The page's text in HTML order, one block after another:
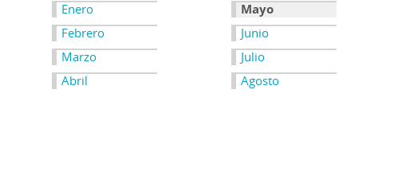
Enero
Febrero
Marzo
Abril
Mayo
Junio
Julio
Agosto